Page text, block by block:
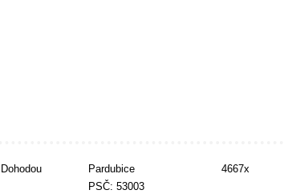
Dohodou
Pardubice
PSČ: 53003
4667x